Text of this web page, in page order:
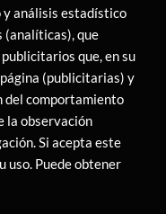
y análisis estadístico
(analíticas), que
que, en su
(publicitarias) y
del comportamiento
la observación
Si acepta este
uso. Puede obtener